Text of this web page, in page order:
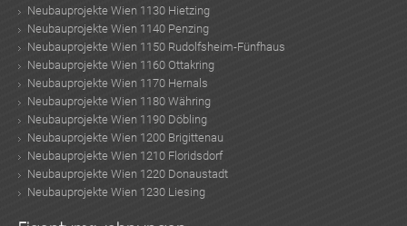
Neubauprojekte Wien 1130 Hietzing
Neubauprojekte Wien 1140 Penzing
Neubauprojekte Wien 1150 Rudolfsheim-Fünfhaus
Neubauprojekte Wien 1160 Ottakring
Neubauprojekte Wien 1170 Hernals
Neubauprojekte Wien 1180 Währing
Neubauprojekte Wien 1190 Döbling
Neubauprojekte Wien 1200 Brigittenau
Neubauprojekte Wien 1210 Floridsdorf
Neubauprojekte Wien 1220 Donaustadt
Neubauprojekte Wien 1230 Liesing